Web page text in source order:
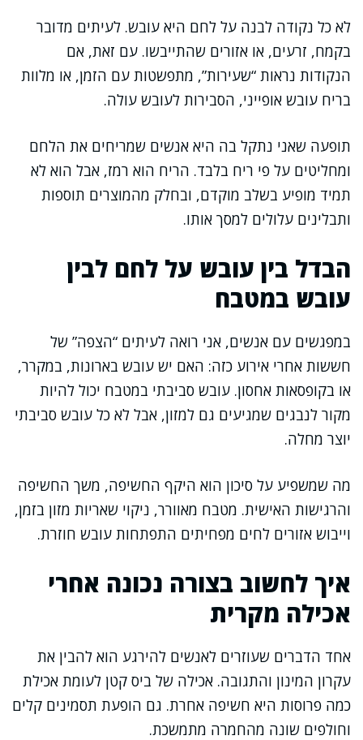
לא כל נקודה לבנה על לחם היא עובש. לעיתים מדובר
בקמח, זרעים, או אזורים שהתייבשו. עם זאת, אם
הנקודות נראות “שעירות”, מתפשטות עם הזמן, או מלוות
בריח עובש אופייני, הסבירות לעובש עולה.
תופעה שאני נתקל בה היא אנשים שמריחים את הלחם
ומחליטים על פי ריח בלבד. הריח הוא רמז, אבל הוא לא
תמיד מופיע בשלב מוקדם, ובחלק מהמוצרים תוספות
ותבלינים עלולים למסך אותו.
הבדל בין עובש על לחם לבין
עובש במטבח
במפגשים עם אנשים, אני רואה לעיתים “הצפה” של
חששות אחרי אירוע כזה: האם יש עובש בארונות, במקרר,
או בקופסאות אחסון. עובש סביבתי במטבח יכול להיות
מקור לנבגים שמגיעים גם למזון, אבל לא כל עובש סביבתי
יוצר מחלה.
מה שמשפיע על סיכון הוא היקף החשיפה, משך החשיפה
והרגישות האישית. מטבח מאוורר, ניקוי שאריות מזון בזמן,
וייבוש אזורים לחים מפחיתים התפתחות עובש חוזרת.
איך לחשוב בצורה נכונה אחרי
אכילה מקרית
אחד הדברים שעוזרים לאנשים להירגע הוא להבין את
עקרון המינון והתגובה. אכילה של ביס קטן לעומת אכילת
כמה פרוסות היא חשיפה אחרת. גם הופעת תסמינים קלים
וחולפים שונה מהחמרה מתמשכת.